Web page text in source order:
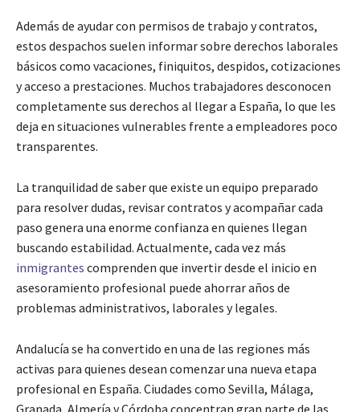
Además de ayudar con permisos de trabajo y contratos,
estos despachos suelen informar sobre derechos laborales
básicos como vacaciones, finiquitos, despidos, cotizaciones
y acceso a prestaciones. Muchos trabajadores desconocen
completamente sus derechos al llegar a España, lo que les
deja en situaciones vulnerables frente a empleadores poco
transparentes.
La tranquilidad de saber que existe un equipo preparado
para resolver dudas, revisar contratos y acompañar cada
paso genera una enorme confianza en quienes llegan
buscando estabilidad. Actualmente, cada vez más
inmigrantes comprenden que invertir desde el inicio en
asesoramiento profesional puede ahorrar años de
problemas administrativos, laborales y legales.
Andalucía se ha convertido en una de las regiones más
activas para quienes desean comenzar una nueva etapa
profesional en España. Ciudades como Sevilla, Málaga,
Granada, Almería y Córdoba concentran gran parte de las